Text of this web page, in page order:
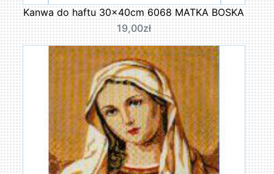
Kanwa do haftu 30x40cm 6068 MATKA BOSKA
19,00zł